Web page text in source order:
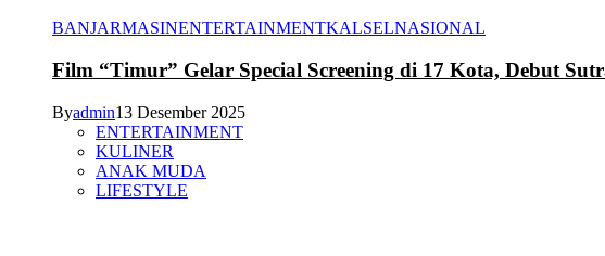
BANJARMASINENTERTAINMENTKALSELNASIONAL
Film “Timur” Gelar Special Screening di 17 Kota, Debut
Byadmin13 Desember 2025
ENTERTAINMENT
KULINER
ANAK MUDA
LIFESTYLE